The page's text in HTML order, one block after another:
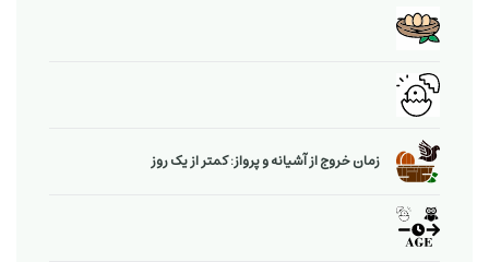
زمان خروج از آشیانه و پرواز: کمتر از یک روز